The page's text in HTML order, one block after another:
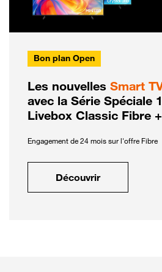
Bon plan Open
Les nouvelles Smart
avec la Série Spéciale
Livebox Classic Fibre
Engagement de 24 mois sur l'offre Fibre
Découvrir